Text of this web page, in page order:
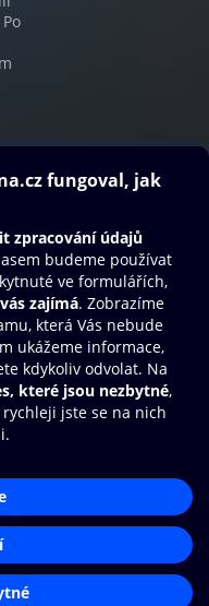
O2 Knihovna
své e-knihy a
a pohodlněji.